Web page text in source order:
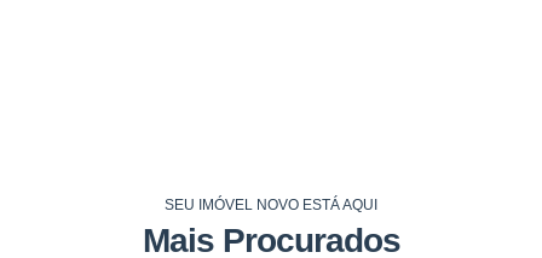
SEU IMÓVEL NOVO ESTÁ AQUI
Mais Procurados